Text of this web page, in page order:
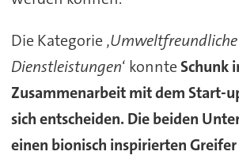
Die Kategorie ‚
Dienstleistungen‘ konnteSchunk
Zusammenarbeit mit dem Start-
sich entscheiden. Die beiden
einen bionisch inspirierten